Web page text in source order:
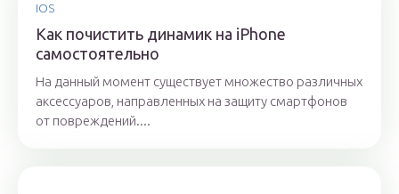
IOS
Как почистить динамик на iPhone
самостоятельно
На данный момент существует множество различных
аксессуаров, направленных на защиту смартфонов
от повреждений....